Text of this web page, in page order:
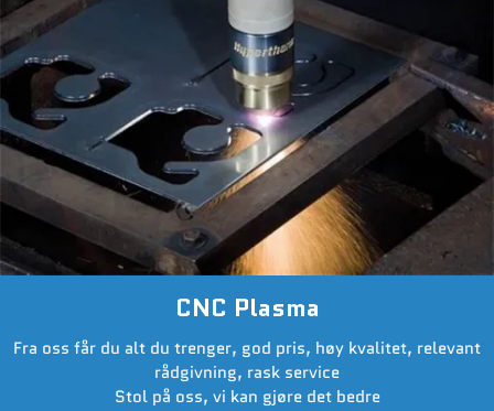
CNC Plasma
Fra oss får du alt du trenger, god pris, høy kvalitet, relevant
rådgivning, rask service
Stol på oss, vi kan gjøre det bedre